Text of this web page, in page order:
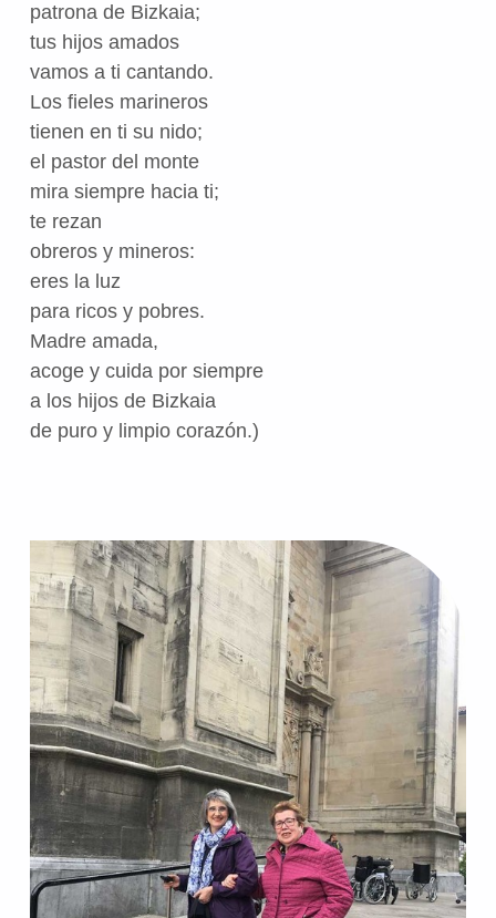
patrona de Bizkaia;
tus hijos amados
vamos a ti cantando.
Los fieles marineros
tienen en ti su nido;
el pastor del monte
mira siempre hacia ti;
te rezan
obreros y mineros:
eres la luz
para ricos y pobres.
Madre amada,
acoge y cuida por siempre
a los hijos de Bizkaia
de puro y limpio corazón.)